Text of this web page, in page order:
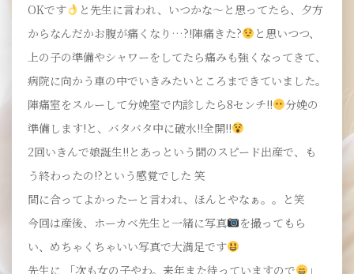
OKです
と先生に言われ、いつかな～と思ってたら、夕方
からなんだかお腹が痛くなり…?!陣痛きた?
と思いつつ、
上の子の準備やシャワーをしてたら痛みも強くなってきて、
病院に向かう車の中でいきみたいところまできていました。
陣痛室をスルーして分娩室で内診したら8センチ!!
分娩の
準備します!と、バタバタ中に破水!!全開!!
2回いきんで娘誕生!!とあっという間のスピード出産で、も
う終わったの!?という感覚でした 笑
間に合ってよかったーと言われ、ほんとやなぁ。。と笑
今回は産後、ホーカベ先生と一緒に写真
を撮ってもら
い、めちゃくちゃいい写真で大満足です
先生に 「次も女の子やわ。来年また待っていますので
」